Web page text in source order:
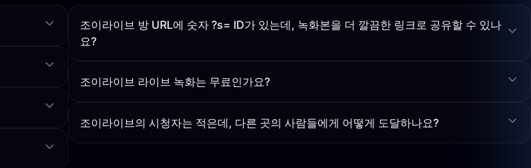
조이라이브 방 URL에 숫자 ?s= ID가 있는데, 녹화본을 더 깔끔한 링크로 공유할 수 있나
요?
조이라이브 라이브 녹화는 무료인가요?
조이라이브의 시청자는 적은데, 다른 곳의 사람들에게 어떻게 도달하나요?